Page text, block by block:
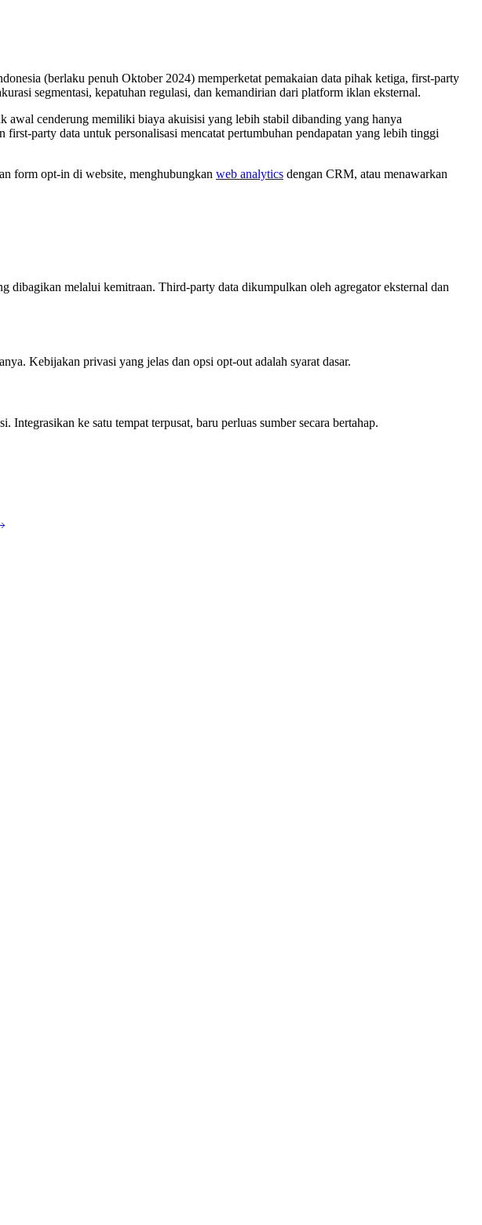
(berlaku penuh Oktober 2024) memperketat pemakaian data pihak ketiga, first-party
segmentasi, kepatuhan regulasi, dan kemandirian dari platform iklan eksternal.
awal cenderung memiliki biaya akuisisi yang lebih stabil dibanding yang hanya
first-party data untuk personalisasi mencatat pertumbuhan pendapatan yang lebih tinggi
form opt-in di website, menghubungkan web analytics dengan CRM, atau menawarkan
dibagikan melalui kemitraan. Third-party data dikumpulkan oleh agregator eksternal dan
Kebijakan privasi yang jelas dan opsi opt-out adalah syarat dasar.
ke satu tempat terpusat, baru perluas sumber secara bertahap.